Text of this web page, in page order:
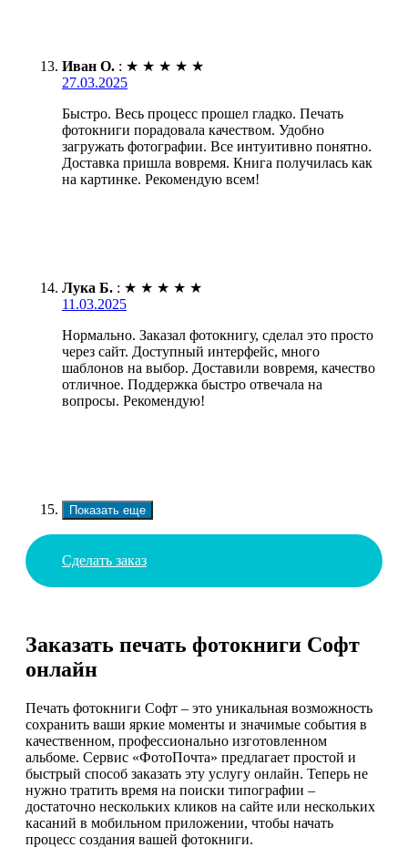
Иван О. : ★ ★ ★ ★ ★
27.03.2025
Быстро. Весь процесс прошел гладко. Печать
фотокниги порадовала качеством. Удобно
загружать фотографии. Все интуитивно понятно.
Доставка пришла вовремя. Книга получилась как
на картинке. Рекомендую всем!
Лука Б. : ★ ★ ★ ★ ★
11.03.2025
Нормально. Заказал фотокнигу, сделал это просто
через сайт. Доступный интерфейс, много
шаблонов на выбор. Доставили вовремя, качество
отличное. Поддержка быстро отвечала на
вопросы. Рекомендую!
Показать еще
Сделать заказ
Заказать печать фотокниги Софт
онлайн
Печать фотокниги Софт – это уникальная возможность
сохранить ваши яркие моменты и значимые события в
качественном, профессионально изготовленном
альбоме. Сервис «ФотоПочта» предлагает простой и
быстрый способ заказать эту услугу онлайн. Теперь не
нужно тратить время на поиски типографии –
достаточно нескольких кликов на сайте или нескольких
касаний в мобильном приложении, чтобы начать
процесс создания вашей фотокниги.